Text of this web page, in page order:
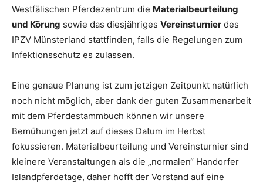
Westfälischen Pferdezentrum die Materialbeurteilung
und Körung sowie das diesjähriges Vereinsturnier des
IPZV Münsterland stattfinden, falls die Regelungen zum
Infektionsschutz es zulassen.
Eine genaue Planung ist zum jetzigen Zeitpunkt natürlich
noch nicht möglich, aber dank der guten Zusammenarbeit
mit dem Pferdestammbuch können wir unsere
Bemühungen jetzt auf dieses Datum im Herbst
fokussieren. Materialbeurteilung und Vereinsturnier sind
kleinere Veranstaltungen als die „normalen“ Handorfer
Islandpferdetage, daher hofft der Vorstand auf eine